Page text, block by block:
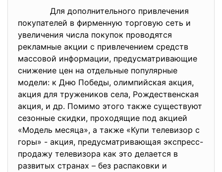
Для дополнительного привлечения
покупателей в фирменную торговую сеть и
увеличения числа покупок проводятся
рекламные акции с привлечением средств
массовой информации, предусматривающие
снижение цен на отдельные популярные
модели: к Дню Победы, олимпийская акция,
акция для тружеников села, Рождественская
акция, и др. Помимо этого также существуют
сезонные скидки, проходящие под акцией
«Модель месяца», а также «Купи телевизор с
горы» - акция, предусматривающая экспресс-
продажу телевизора как это делается в
развитых странах – без распаковки и